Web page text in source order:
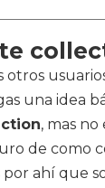
otros
una idea
, mas no
de como
ahí que